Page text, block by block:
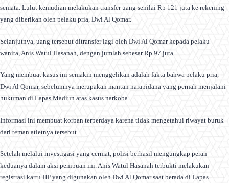
semata. Lulut kemudian melakukan transfer uang senilai Rp 121 juta ke rekening
yang diberikan oleh pelaku pria, Dwi Al Qomar.
Selanjutnya, uang tersebut ditransfer lagi oleh Dwi Al Qomar kepada pelaku
wanita, Anis Watul Hasanah, dengan jumlah sebesar Rp 97 juta.
Yang membuat kasus ini semakin menggelikan adalah fakta bahwa pelaku pria,
Dwi Al Qomar, sebelumnya merupakan mantan narapidana yang pernah menjalani
hukuman di Lapas Madiun atas kasus narkoba.
Informasi ini membuat korban terperdaya karena tidak mengetahui riwayat buruk
dari teman atletnya tersebut.
Setelah melalui investigasi yang cermat, polisi berhasil mengungkap peran
keduanya dalam aksi penipuan ini. Anis Watul Hasanah terbukti melakukan
registrasi kartu HP yang digunakan oleh Dwi Al Qomar saat berada di Lapas